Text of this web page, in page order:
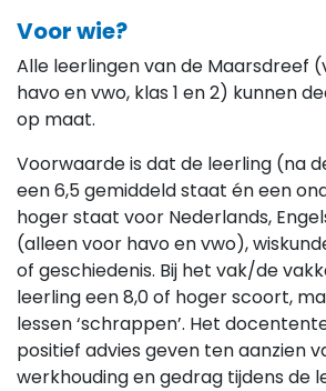
Voor wie?
Alle leerlingen van de Maarsdreef
havo en vwo, klas 1 en 2) kunnen
op maat.
Voorwaarde is dat de leerling (na
een 6,5 gemiddeld staat én een
hoger staat voor Nederlands,
(alleen voor havo en vwo),
of geschiedenis. Bij het vak/de
leerling een 8,0 of hoger scoort,
lessen ‘schrappen’. Het
positief advies geven ten aanzien
werkhouding en gedrag tijdens de